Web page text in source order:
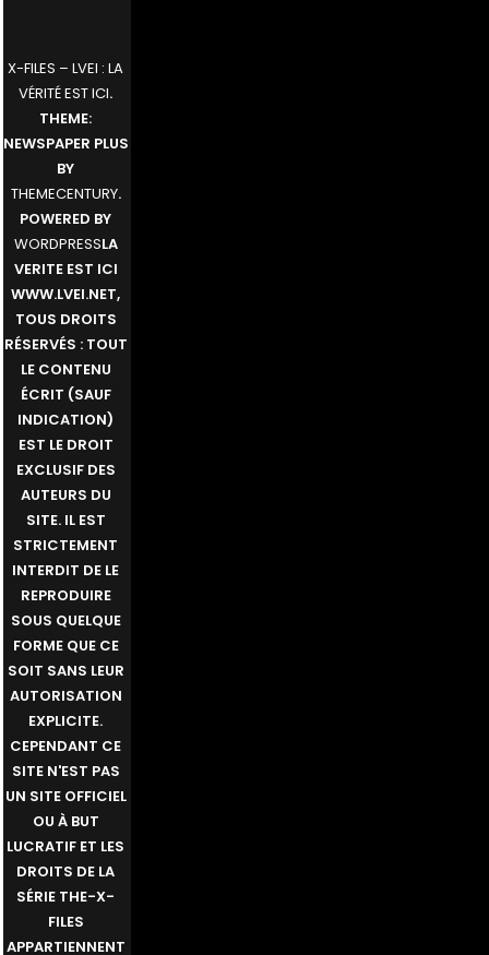
X-FILES – LVEI : LA
VÉRITÉ EST ICI.
THEME:
NEWSPAPER PLUS
BY
THEMECENTURY.
POWERED BY
WORDPRESSLA
VERITE EST ICI
WWW.LVEI.NET,
TOUS DROITS
RÉSERVÉS : TOUT
LE CONTENU
ÉCRIT (SAUF
INDICATION)
EST LE DROIT
EXCLUSIF DES
AUTEURS DU
SITE. IL EST
STRICTEMENT
INTERDIT DE LE
REPRODUIRE
SOUS QUELQUE
FORME QUE CE
SOIT SANS LEUR
AUTORISATION
EXPLICITE.
CEPENDANT CE
SITE N'EST PAS
UN SITE OFFICIEL
OU À BUT
LUCRATIF ET LES
DROITS DE LA
SÉRIE THE-X-
FILES
APPARTIENNENT